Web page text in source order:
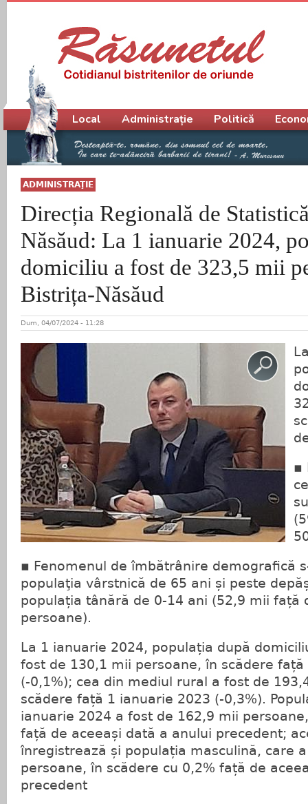
ADMINISTRAŢIE
Direcția Regională de
Năsăud: La 1 ianuarie 2024,
domiciliu a fost de 323,5 mii
Bistrița-Năsăud
Dum, 04/07/2024 - 11:28
▪
▪ Fenomenul de îmbătrânire demografică
populaţia vârstnică de 65 ani și peste
populația tânără de 0-14 ani (52,9 mii față
persoane).
La 1 ianuarie 2024, populația după
fost de 130,1 mii persoane, în scădere
(-0,1%); cea din mediul rural a fost de
scădere față 1 ianuarie 2023 (-0,3%).
ianuarie 2024 a fost de 162,9 mii
față de aceeași dată a anului precedent;
înregistrează și populația masculină, care
persoane, în scădere cu 0,2% față de
precedent
Meniu principal
Local Administrație Politică